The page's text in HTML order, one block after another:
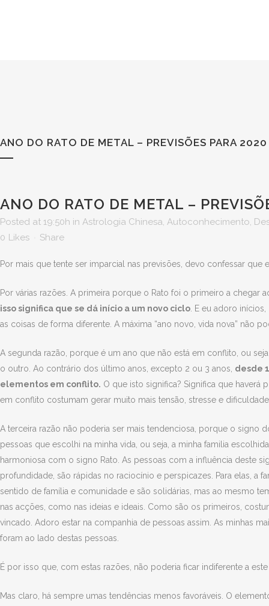
ANO DO RATO DE METAL – PREVISÕES PARA 2020
ANO DO RATO DE METAL –
Posted at 19:50h in Astrologia Chinesa, Autoconhecimento,
0 Likes Share
Por mais que tente ser imparcial nas previsões, devo confessar
Por várias razões. A primeira porque o Rato foi o primeiro a chegar
isso significa que se dá início a um novo ciclo . E eu adoro
as coisas de forma diferente. A máxima “ano novo, vida nova” não
A segunda razão, porque é um ano que não está em conflito, ou
o outro. Ao contrário dos último anos, excepto 2 ou 3 anos, desde
elementos em conflito. O que isto significa? Significa que haverá
em conflito costumam gerar muito mais tensão, stresse e
A terceira razão não poderia ser mais tendenciosa, porque o signo
pessoas que escolhi na minha vida, ou seja, a minha familia
harmoniosa com o signo Rato. As pessoas com a influência deste
profundidade, são rápidas no raciocínio e perspicazes. Para elas, a
sentido de família e comunidade e são solidárias, mas ao mesmo
nas acções, como nas ideias e ideais. Como são os primeiros,
vincado. Adoro estar na companhia de pessoas assim. As minhas
foram ao lado destas pessoas.
É por isso que, com estas razões, não poderia ficar indiferente a
Mas claro, há sempre umas tendências menos favoráveis. O